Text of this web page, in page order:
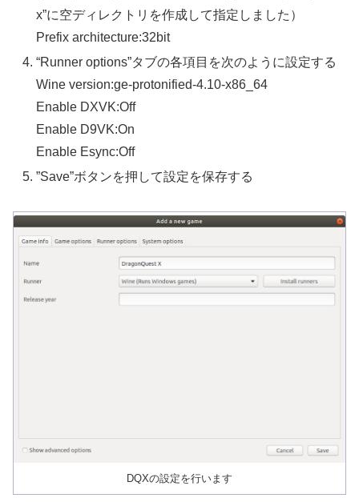
x”に空ディレクトリを作成して指定しました）
Prefix architecture:32bit
“Runner options”タブの各項目を次のように設定する
Wine version:ge-protonified-4.10-x86_64
Enable DXVK:Off
Enable D9VK:On
Enable Esync:Off
”Save”ボタンを押して設定を保存する
DQXの設定を行います